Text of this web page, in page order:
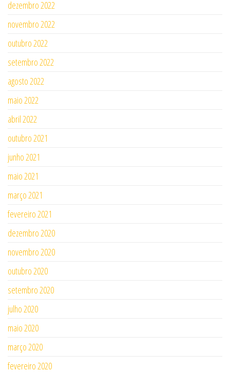
dezembro 2022
novembro 2022
outubro 2022
setembro 2022
agosto 2022
maio 2022
abril 2022
outubro 2021
junho 2021
maio 2021
março 2021
fevereiro 2021
dezembro 2020
novembro 2020
outubro 2020
setembro 2020
julho 2020
maio 2020
março 2020
fevereiro 2020